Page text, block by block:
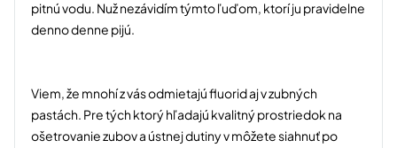
pitnú vodu. Nuž nezávidím týmto ľuďom, ktorí ju pravidelne
denno denne pijú.
Viem, že mnohí z vás odmietajú fluorid aj v zubných
pastách. Pre tých ktorý hľadajú kvalitný prostriedok na
ošetrovanie zubov a ústnej dutiny v môžete siahnuť po